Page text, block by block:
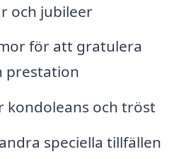
och jubileer
för att gratulera
prestation
kondoleans och tröst
speciella tillfällen